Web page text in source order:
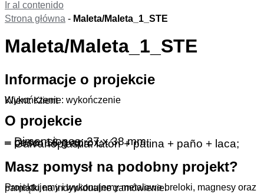
Ir al contenido
Strona główna - Maleta/Maleta_1_STE
Maleta/Maleta_1_STE
Informacje o projekcie
Wykończenie: wykończenie
Klient: Klient
O projekcie
– Dimensiones: 27 x 38 mm;
– peso: 16 g aprox;
– Galvanoplastia: latón + pátina + paño + laca;
Masz pomysł na podobny projekt?
Projektujemy i wykonujemy metalowe breloki, magnesy oraz pamiątki na indywidualne zamówienie.